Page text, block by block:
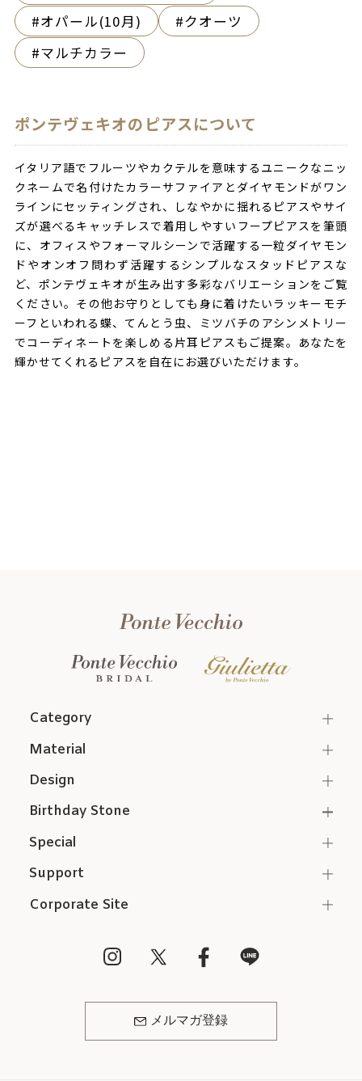
オパール(10月)
クオーツ
マルチカラー
ポンテヴェキオのピアスについて
イタリア語でフルーツやカクテルを意味するユニークなニッ
クネームで名付けたカラーサファイアとダイヤモンドがワン
ラインにセッティングされ、しなやかに揺れるピアスやサイ
ズが選べるキャッチレスで着用しやすいフープピアスを筆頭
に、オフィスやフォーマルシーンで活躍する一粒ダイヤモン
ドやオンオフ問わず活躍するシンプルなスタッドピアスな
ど、ポンテヴェキオが生み出す多彩なバリエーションをご覧
ください。その他お守りとしても身に着けたいラッキーモチ
ーフといわれる蝶、てんとう虫、ミツバチのアシンメトリー
でコーディネートを楽しめる片耳ピアスもご提案。あなたを
輝かせてくれるピアスを自在にお選びいただけます。
Category
Support
Corporate Site
メルマガ登録
Material
Design
Birthday Stone
Special